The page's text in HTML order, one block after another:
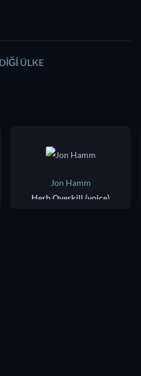
ÜLKE
Jon Hamm
Herb Overkill (voice)